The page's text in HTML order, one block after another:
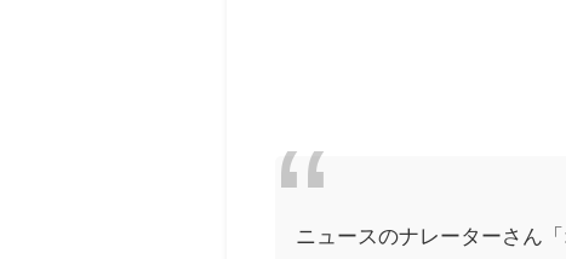
ニュースのナレーターさん